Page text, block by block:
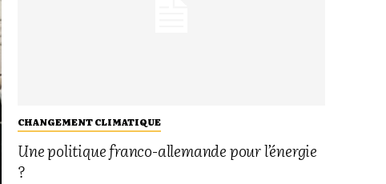
CHANGEMENT CLIMATIQUE
Une politique franco-allemande pour l’énergie
?